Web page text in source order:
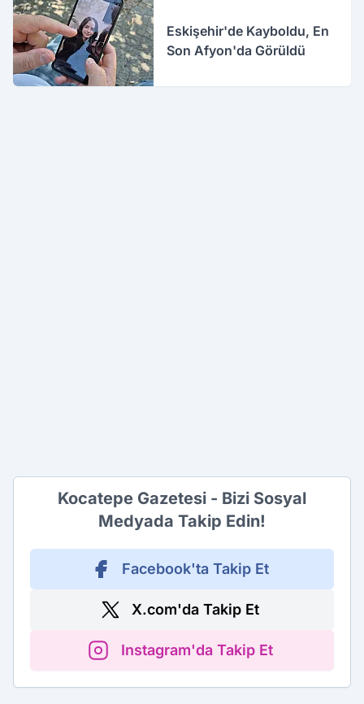
Eskişehir'de Kayboldu, En
Son Afyon'da Görüldü
Kocatepe Gazetesi - Bizi Sosyal
Medyada Takip Edin!
Facebook'ta Takip Et
X.com'da Takip Et
Instagram'da Takip Et